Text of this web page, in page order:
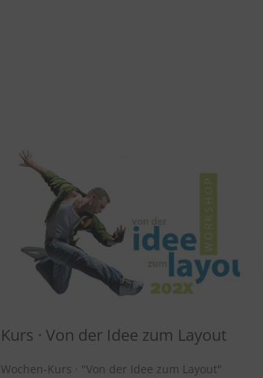
Kurs · Von der Idee zum Layout
Wochen-Kurs · "Von der Idee zum Layout"